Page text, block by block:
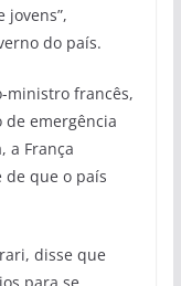
jovens”,
do país.
ministro francês,
de emergência
a França
que o país
disse que